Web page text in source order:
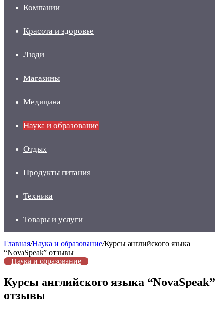
Компании
Красота и здоровье
Люди
Магазины
Медицина
Наука и образование
Отдых
Продукты питания
Техника
Товары и услуги
Главная/Наука и образование/Курсы английского языка
“NovaSpeak” отзывы
Наука и образование
Курсы английского языка “NovaSpeak”
отзывы